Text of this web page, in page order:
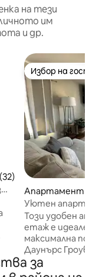
на тези
им
и др.
оценка: 4,75 от 5,
Избор на
Избор на
Апартамент –
ove
Уютен
Този удобен
етаж е идеален,
максимална
Даунърс Гроув.
оборудвана с
прибори и
за